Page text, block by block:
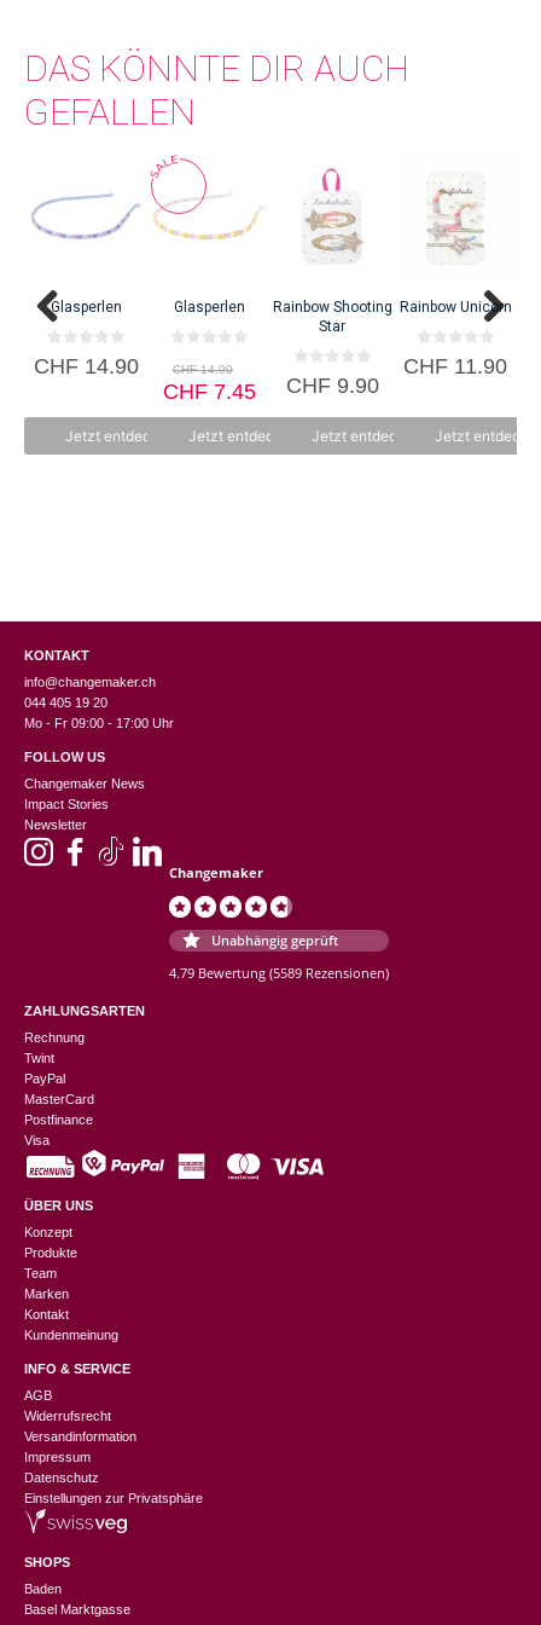
DAS KÖNNTE DIR AUCH
GEFALLEN
Glasperlen
0
v
5
CHF14.90
Jetzt entdecken
Glasperlen
v
o
n
5
CHF14.90
Ursprünglicher
Preis
CHF 14.90
CHF7.45Aktueller
Preis
ist:
CHF 7.45.
Jetzt entdecken
Rainbow Shooting
Star
0
v
n
CHF9.90
Jetzt entdecken
Rainbow Unicorn
0
v
5
CHF 11.90
Jetzt
KONTAKT
info@changemaker.ch
044 405 19 20
Mo - Fr 09:00 - 17:00 Uhr
FOLLOW US
Changemaker News
Impact Stories
Newsletter
Changemaker
Unabhängig geprüft
4.79 Bewertung (5589 Rezensionen)
ZAHLUNGSARTEN
Rechnung
Twint
PayPal
MasterCard
Postfinance
Visa
ÜBER UNS
Konzept
Produkte
Team
Marken
Kontakt
Kundenmeinung
INFO & SERVICE
AGB
Widerrufsrecht
Versandinformation
Impressum
Datenschutz
Einstellungen zur Privatsphäre
SHOPS
Baden
Basel Marktgasse